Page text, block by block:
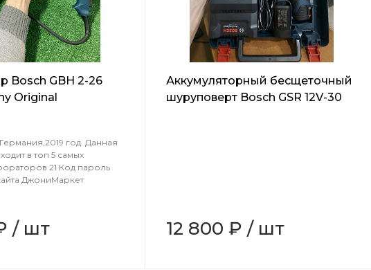
Bosch GBH 2-26
Original
год. Данная
в топ 5 самых
21 Код пароль
ДжониМаркет
/ шт
Аккумуляторный бесщеточный
шуруповерт Bosch GSR 12V-30
12 800 ₽ / шт